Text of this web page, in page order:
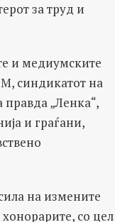
за труд и
и медиумските
синдикатот на
„Ленка“,
и граѓани,
на измените
со цел